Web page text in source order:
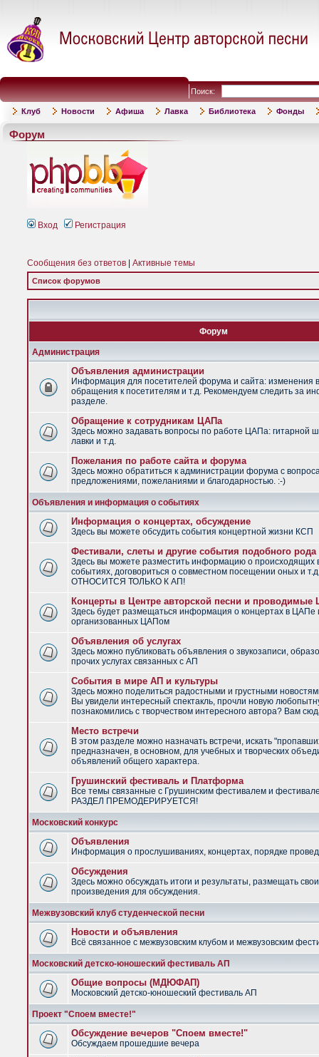
Поиск:
Клуб Новости Афиша Лавка Библиотека Фонды
Форум
Вход Регистрация
Сообщения без ответов Активные темы
Список форумов
Форум
Администрация
Объявления администрации
Информация для посетителей форума и сайта: изменения
обращения к посетителям и т.д. Рекомендуем следить за
разделе.
Обращение к сотрудникам ЦАПа
Здесь можно задавать вопросы по работе ЦАПа: гитарной
лавки и т.д.
Пожелания по работе сайта и форума
Здесь можно обратиться к администрации форума с
предложениями, пожеланиями и благодарностью. :-)
Объявления и информация о событиях
Информация о концертах, обсуждение
Здесь вы можете обсудить события концертной жизни КСП
Фестивали, слеты и другие события подобного рода
Здесь вы можете разместить информацию о
событиях, договориться о совместном посещении оных и
ОТНОСИТСЯ ТОЛЬКО К АП!
Концерты в Центре авторской песни и
Здесь будет размещаться информация о концертах в ЦАПе
организованных ЦАПом
Объявления об услугах
Здесь можно публиковать объявления о звукозаписи,
прочих услугах связанных с АП
События в мире АП и культуры
Здесь можно поделиться радостными и грустными
Вы увидели интересный спектакль, прочли новую
познакомились с творчеством интересного автора? Вам
Место встречи
В этом разделе можно назначать встречи, искать
предназначен, в основном, для учебных и творческих
объявлений общего характера.
Грушинский фестиваль и Платформа
Все темы связанные с Грушинским фестивалем и
РАЗДЕЛ ПРЕМОДЕРИРУЕТСЯ!
Московский конкурс
Объявления
Информация о прослушиваниях, концертах, порядке
Обсуждения
Здесь можно обсуждать итоги и результаты, размещать
произведения для обсуждения.
Межвузовский клуб студенческой песни
Новости и объявления
Всё связанное с межвузовским клубом и межвузовским
Московский детско-юношеский фестиваль АП
Общие вопросы (МДЮФАП)
Московский детско-юношеский фестиваль АП
Проект "Споем вместе!"
Обсуждение вечеров "Споем вместе!"
Обсуждаем прошедшие вечера